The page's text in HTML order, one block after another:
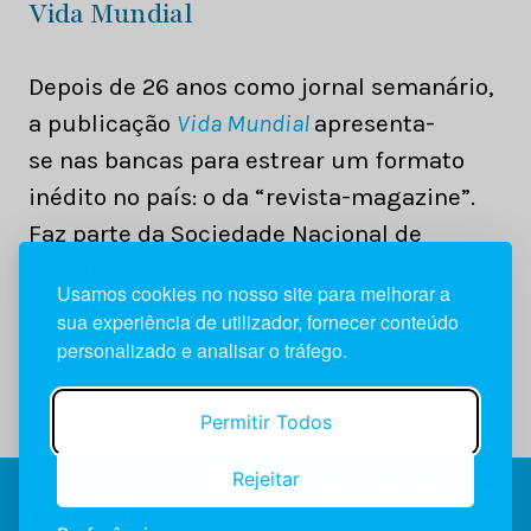
Usamos cookies no nosso site para melhorar a
sua experiência de utilizador, fornecer conteúdo
personalizado e analisar o tráfego.
Permitir Todos
Rejeitar
Vida Mundial
Depois de 26 anos como jornal semanário,
a publicação Vida Mundial apresenta-
se nas bancas para estrear um formato
inédito no país: o da “revista-magazine”.
Faz parte da Sociedade Nacional de
de outras publicações. A redação situa-se
na Rua do Século.